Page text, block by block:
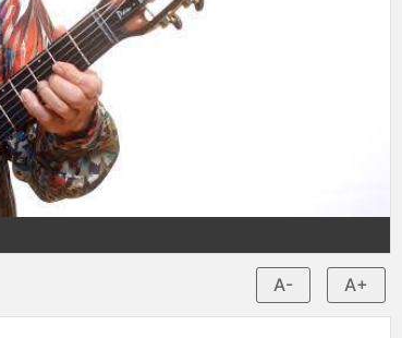
A- A+